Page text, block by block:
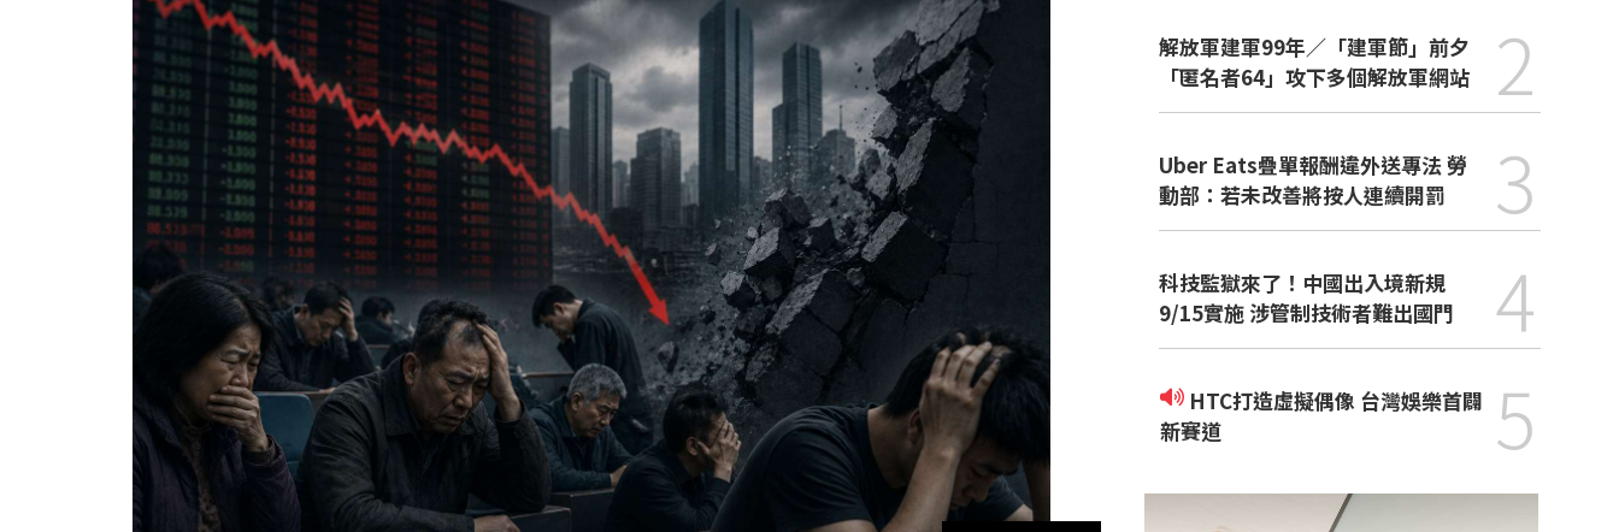
解放軍建軍99年／「建軍節」前夕
「匿名者64」攻下多個解放軍網站
2
Uber Eats疊單報酬違外送專法 勞
動部：若未改善將按人連續開罰
3
科技監獄來了！中國出入境新規
9/15實施 涉管制技術者難出國門
4
新賽道
5